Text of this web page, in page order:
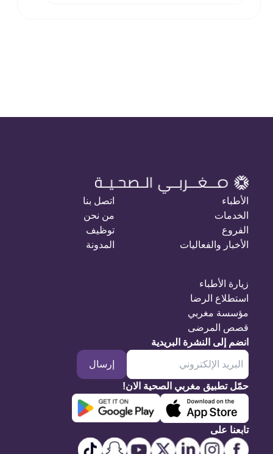
الأطباء
الخدمات
الفروع
الأخبار والفعاليات
اتصل بنا
من نحن
توظيف
المدونة
زيارة الأطباء
استطلاع الرضا
مؤسسة مغربي
قصص المرضى
انضم إلى النشرة البريدية
إرسال
حمّل تطبيق مغربي الصحية الان!
تابعنا على